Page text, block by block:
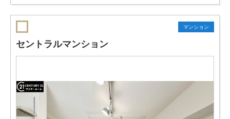
マンション
セントラルマンション